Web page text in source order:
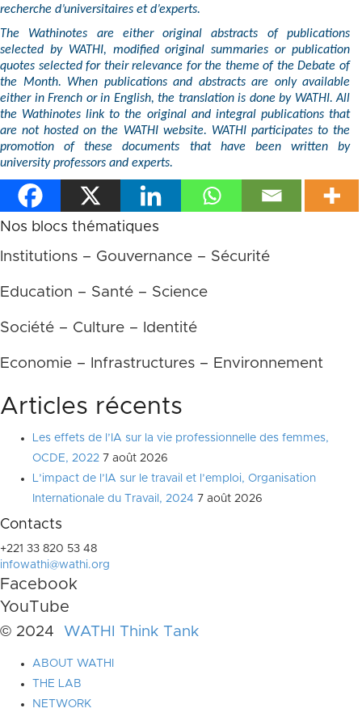
recherche d’universitaires et d’experts.
The Wathinotes are either original abstracts of publications
selected by WATHI, modified original summaries or publication
quotes selected for their relevance for the theme of the Debate of
the Month. When publications and abstracts are only available
either in French or in English, the translation is done by WATHI. All
the Wathinotes link to the original and integral publications that
are not hosted on the WATHI website. WATHI participates to the
promotion of these documents that have been written by
university professors and experts.
Nos blocs thématiques
Institutions – Gouvernance – Sécurité
Education – Santé – Science
Société – Culture – Identité
Economie – Infrastructures – Environnement
Articles récents
Les effets de l’IA sur la vie professionnelle des femmes,
OCDE, 2022 7 août 2026
L’impact de l’IA sur le travail et l’emploi, Organisation
Internationale du Travail, 2024 7 août 2026
Contacts
+221 33 820 53 48
infowathi@wathi.org
Facebook
YouTube
© 2024 WATHI Think Tank
ABOUT WATHI
THE LAB
NETWORK